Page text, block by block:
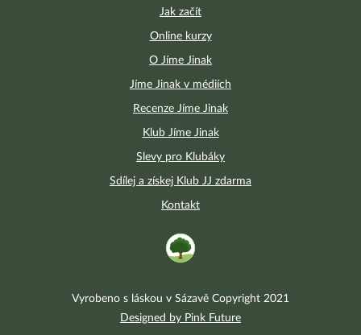
Jak začít
Online kurzy
O Jíme Jinak
Jíme Jinak v médiích
Recenze Jíme Jinak
Klub Jíme Jinak
Slevy pro Klubáky
Sdílej a získej Klub JJ zdarma
Kontakt
Vyrobeno s láskou v Sázavě Copyright 2021
Designed by Pink Future